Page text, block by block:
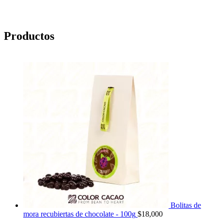
Productos
Bolitas de
mora recubiertas de chocolate - 100g $18,000